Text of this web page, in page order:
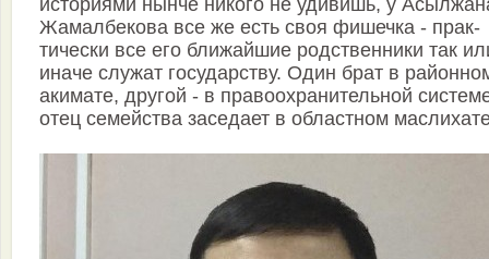
историями нынче никого не удивишь, у
Жамалбекова все же есть своя фишечка - прак­
тически все его ближайшие родственники так
иначе служат государству. Один брат в
акимате, другой - в правоохранительной
отец семейства заседает в областном